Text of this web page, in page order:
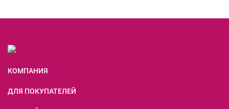
КОМПАНИЯ
ДЛЯ ПОКУПАТЕЛЕЙ